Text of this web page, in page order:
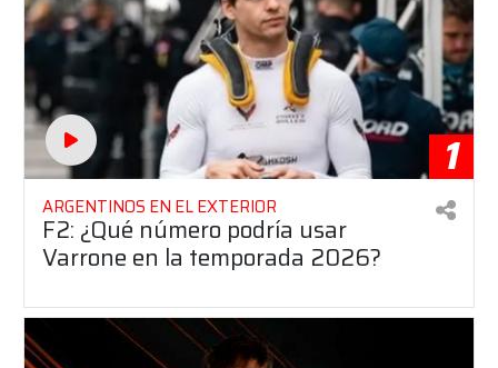
1
ARGENTINOS EN EL EXTERIOR
F2: ¿Qué número podría usar
Varrone en la temporada 2026?